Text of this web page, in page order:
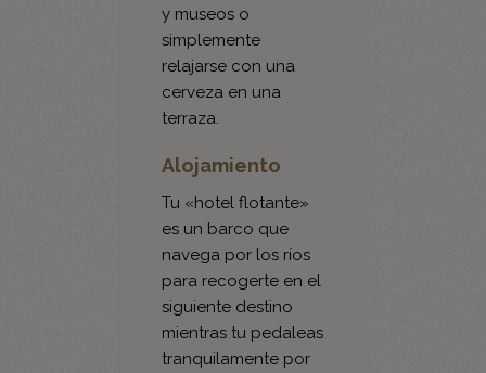
relajarse con una
cerveza en una
terraza.
Alojamiento
es un barco que
navega por los ríos
para recogerte en el
siguiente destino
mientras tu pedaleas
tranquilamente por
la historia de la
zona. Duermes en un